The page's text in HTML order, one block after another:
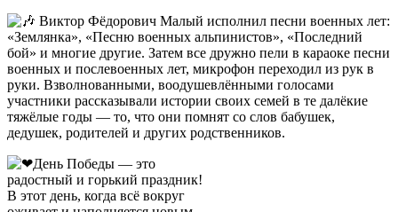
Виктор Фёдорович Малый исполнил песни военных лет:
«Землянка», «Песню военных альпинистов», «Последний
бой» и многие другие. Затем все дружно пели в караоке песни
военных и послевоенных лет, микрофон переходил из рук в
руки. Взволнованными, воодушевлёнными голосами
участники рассказывали истории своих семей в те далёкие
тяжёлые годы — то, что они помнят со слов бабушек,
дедушек, родителей и других родственников.
День Победы — это
радостный и горький праздник!
В этот день, когда всё вокруг